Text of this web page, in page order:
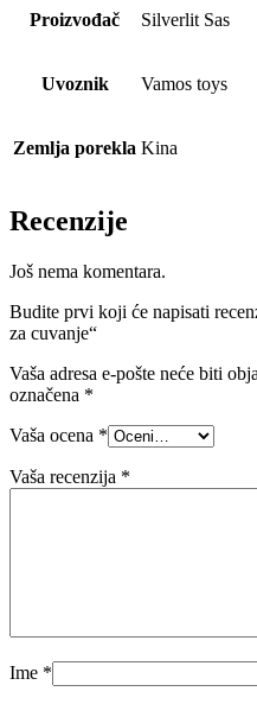
Proizvođač Silverlit Sas
Uvoznik Vamos toys
Zemlja porekla Kina
Recenzije
Još nema komentara.
Budite prvi koji će napisati
za cuvanje“
Vaša adresa e-pošte neće biti
označena *
Vaša ocena *
Vaša recenzija *
Ime *